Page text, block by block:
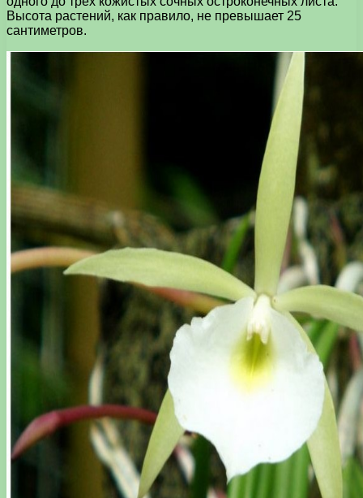
Высота растений, как правило, не превышает 25
сантиметров.